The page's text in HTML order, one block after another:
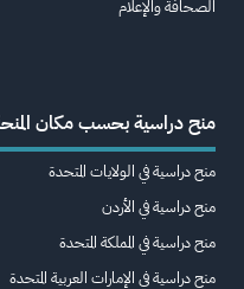
الصحافة والإعلام
منح دراسية بحسب مكان
منح دراسية في الولايات المتحدة
منح دراسية في الأردن
منح دراسية في المملكة المتحدة
منح دراسية في الإمارات العربية المتحدة